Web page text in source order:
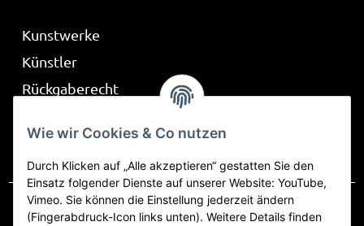
Wie wir Cookies & Co nutzen
Durch Klicken auf „Alle akzeptieren“ gestatten Sie den
Einsatz folgender Dienste auf unserer Website: YouTube,
Vimeo. Sie können die Einstellung jederzeit ändern
(Fingerabdruck-Icon links unten). Weitere Details finden
Kunstwerke
Künstler
Rückgaberecht
Frag mich